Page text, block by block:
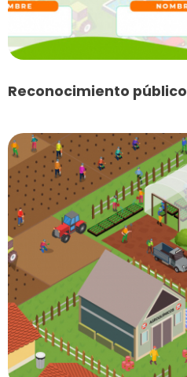
Reconocimiento público